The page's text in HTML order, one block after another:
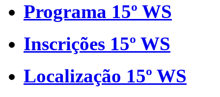
Programa 15º WS
Inscrições 15º WS
Localização 15º WS